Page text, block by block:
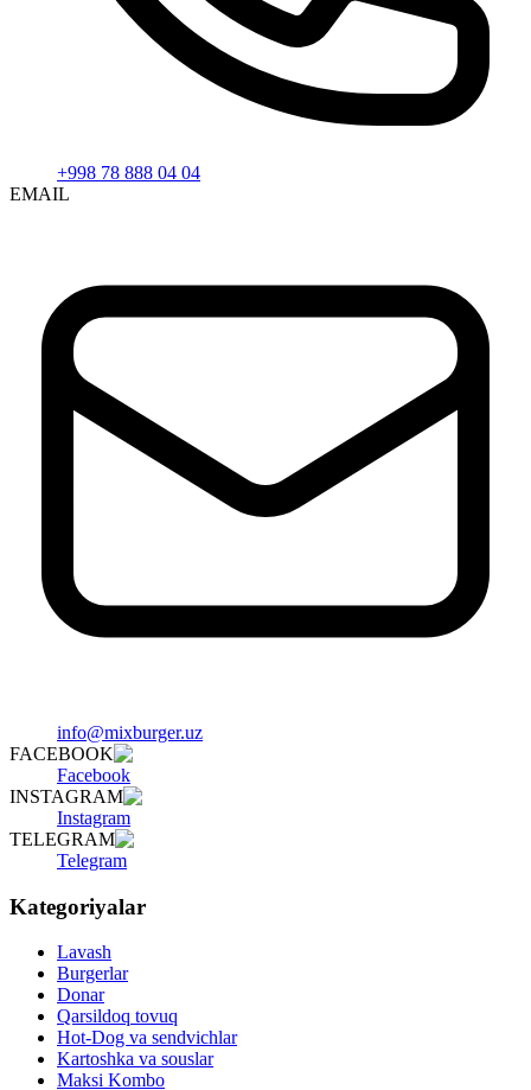
+998 78 888 04 04
EMAIL
info@mixburger.uz
FACEBOOK
Facebook
INSTAGRAM
Instagram
TELEGRAM
Telegram
Kategoriyalar
Lavash
Burgerlar
Donar
Qarsildoq tovuq
Hot-Dog va sendvichlar
Kartoshka va souslar
Maksi Kombo